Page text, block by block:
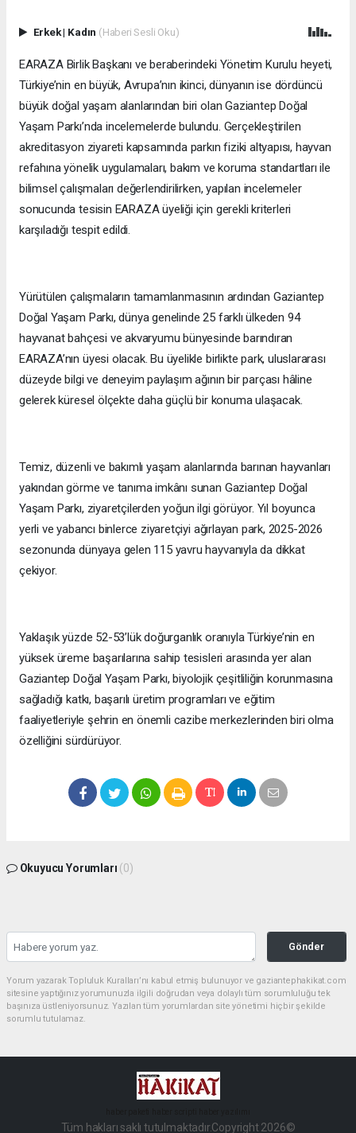
Erkek| Kadın (Haberi Sesli Oku)
EARAZA Birlik Başkanı ve beraberindeki Yönetim Kurulu heyeti,
Türkiye’nin en büyük, Avrupa’nın ikinci, dünyanın ise dördüncü
büyük doğal yaşam alanlarından biri olan Gaziantep Doğal
Yaşam Parkı’nda incelemelerde bulundu. Gerçekleştirilen
akreditasyon ziyareti kapsamında parkın fiziki altyapısı, hayvan
refahına yönelik uygulamaları, bakım ve koruma standartları ile
bilimsel çalışmaları değerlendirilirken, yapılan incelemeler
sonucunda tesisin EARAZA üyeliği için gerekli kriterleri
karşıladığı tespit edildi.
Yürütülen çalışmaların tamamlanmasının ardından Gaziantep
Doğal Yaşam Parkı, dünya genelinde 25 farklı ülkeden 94
hayvanat bahçesi ve akvaryumu bünyesinde barındıran
EARAZA’nın üyesi olacak. Bu üyelikle birlikte park, uluslararası
düzeyde bilgi ve deneyim paylaşım ağının bir parçası hâline
gelerek küresel ölçekte daha güçlü bir konuma ulaşacak.
Temiz, düzenli ve bakımlı yaşam alanlarında barınan hayvanları
yakından görme ve tanıma imkânı sunan Gaziantep Doğal
Yaşam Parkı, ziyaretçilerden yoğun ilgi görüyor. Yıl boyunca
yerli ve yabancı binlerce ziyaretçiyi ağırlayan park, 2025-2026
sezonunda dünyaya gelen 115 yavru hayvanıyla da dikkat
çekiyor.
Yaklaşık yüzde 52-53’lük doğurganlık oranıyla Türkiye’nin en
yüksek üreme başarılarına sahip tesisleri arasında yer alan
Gaziantep Doğal Yaşam Parkı, biyolojik çeşitliliğin korunmasına
sağladığı katkı, başarılı üretim programları ve eğitim
faaliyetleriyle şehrin en önemli cazibe merkezlerinden biri olma
özelliğini sürdürüyor.
Okuyucu Yorumları (0)
Gönder
Yorum yazarak Topluluk Kuralları’nı kabul etmiş bulunuyor ve gaziantephakikat.com
sitesine yaptığınız yorumunuzla ilgili doğrudan veya dolaylı tüm sorumluluğu tek
başınıza üstleniyorsunuz. Yazılan tüm yorumlardan site yönetimi hiçbir şekilde
sorumlu tutulamaz.
Tüm hakları saklı tutulmaktadır.Copyright 2026©